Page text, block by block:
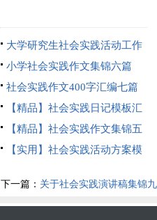
大学研究生社会实践活动工作
总结
小学社会实践作文集锦六篇
社会实践作文400字汇编七篇
【精品】社会实践日记模板汇
编三篇
【精品】社会实践作文集锦五
篇 【实用】社会实践活动方案模
下一篇： 关于社会实践演讲稿集锦九
篇